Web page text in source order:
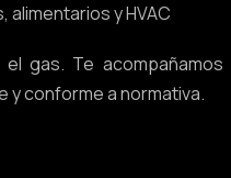
y HVAC
el gas. Te
y conforme a normativa.